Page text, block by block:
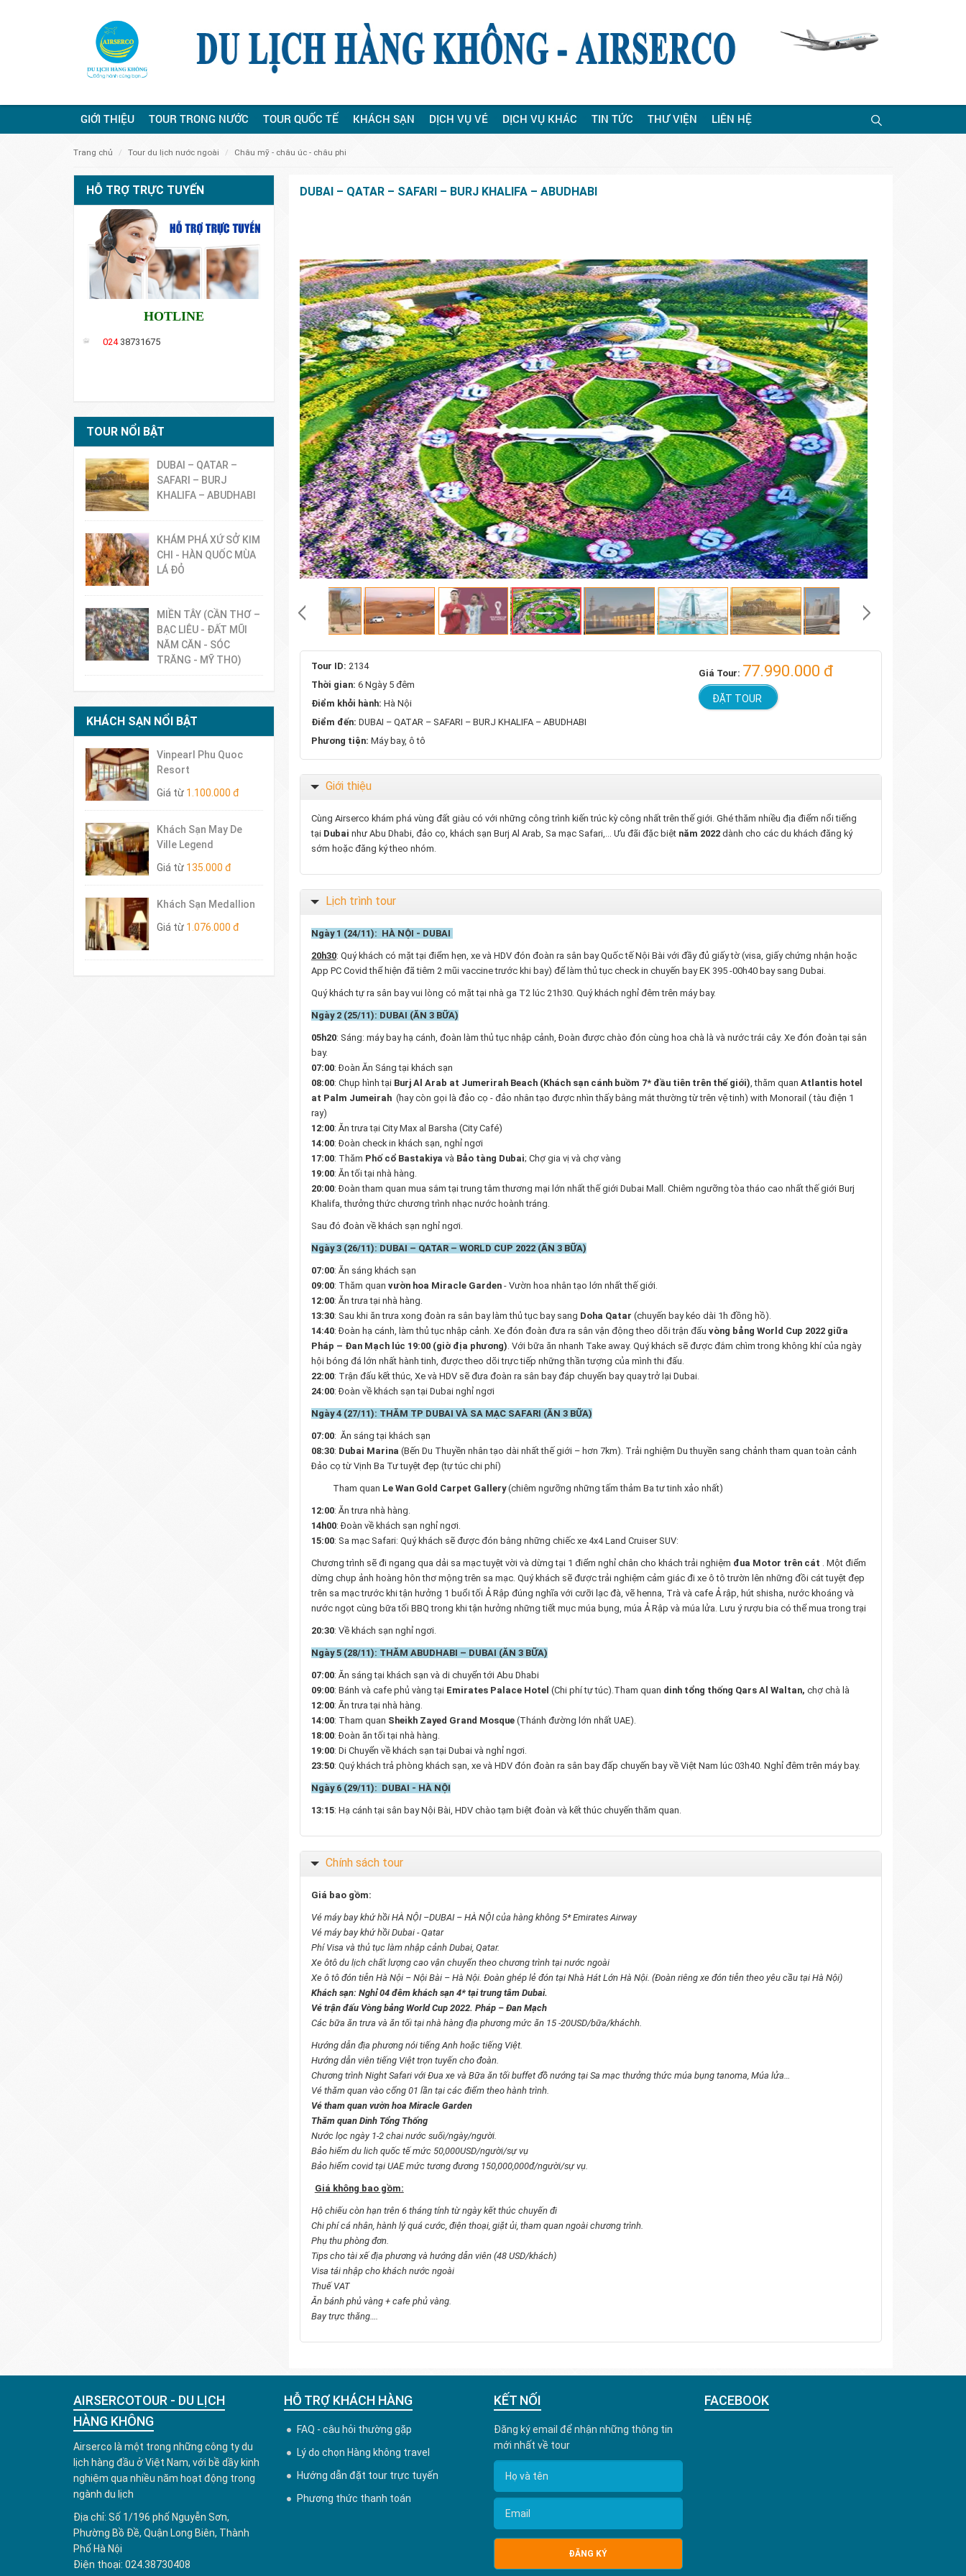
GIỚI THIỆU TOUR TRONG NƯỚC TOUR QUỐC TẾ KHÁCH SẠN DỊCH VỤ VÉ DỊCH VỤ KHÁC TIN TỨC THƯ VIỆN LIÊN HỆ
trang chủ tour du lịch nước ngoài châu mỹ - châu úc - châu phi
HỖ TRỢ TRỰC TUYẾN
HOTLINE
02438731675
TOUR NỔI BẬT
DUBAI – QATAR –
SAFARI – BURJ
KHALIFA – ABUDHABI
KHÁM PHÁ XỨ SỞ KIM
CHI - HÀN QUỐC MÙA
LÁ ĐỎ
MIỀN TÂY (CẦN THƠ –
BẠC LIÊU - ĐẤT MŨI
NĂM CĂN - SÓC
TRĂNG - MỸ THO)
KHÁCH SẠN NỔI BẬT
Vinpearl Phu Quoc
Resort
Giá từ 1.100.000 đ
Khách Sạn May De
Ville Legend
Giá từ 135.000 đ
Khách Sạn Medallion
Giá từ 1.076.000 đ
DUBAI – QATAR – SAFARI – BURJ KHALIFA – ABUDHABI
Tour ID: 2134
Thời gian: 6 Ngày 5 đêm
Điểm khởi hành: Hà Nội
Điểm đến: DUBAI – QATAR – SAFARI – BURJ KHALIFA – ABUDHABI
Phương tiện: Máy bay, ô tô
Giá Tour: 77.990.000 đ
ĐẶT TOUR
Giới thiệu
Cùng Airserco khám phá vùng đất giàu có với những công trình kiến trúc kỳ công nhất trên thế giới. Ghé thăm nhiều địa điểm nổi tiếng
tại Dubai như Abu Dhabi, đảo cọ, khách sạn Burj Al Arab, Sa mạc Safari,... Ưu đãi đặc biệt năm 2022 dành cho các du khách đăng ký
sớm hoặc đăng ký theo nhóm.
Lịch trình tour
Ngày 1 (24/11): HÀ NỘI - DUBAI
20h30: Quý khách có mặt tại điểm hẹn, xe và HDV đón đoàn ra sân bay Quốc tế Nội Bài với đầy đủ giấy tờ (visa, giấy chứng nhận hoặc
App PC Covid thể hiện đã tiêm 2 mũi vaccine trước khi bay) để làm thủ tục check in chuyến bay EK 395 -00h40 bay sang Dubai.
Quý khách tự ra sân bay vui lòng có mặt tại nhà ga T2 lúc 21h30. Quý khách nghỉ đêm trên máy bay.
Ngày 2 (25/11): DUBAI (ĂN 3 BỮA)
05h20: Sáng: máy bay hạ cánh, đoàn làm thủ tục nhập cảnh, Đoàn được chào đón cùng hoa chà là và nước trái cây. Xe đón đoàn tại sân
bay.
07:00: Đoàn Ăn Sáng tại khách sạn
08:00: Chụp hình tại Burj Al Arab at Jumerirah Beach (Khách sạn cánh buồm 7* đầu tiên trên thế giới), thăm quan Atlantis hotel
at Palm Jumeirah (hay còn gọi là đảo cọ - đảo nhân tạo được nhìn thấy bằng mắt thường từ trên vệ tinh) with Monorail ( tàu điện 1
ray)
12:00: Ăn trưa tại City Max al Barsha (City Café)
14:00: Đoàn check in khách sạn, nghỉ ngơi
17:00: Thăm Phố cổ Bastakiya và Bảo tàng Dubai; Chợ gia vị và chợ vàng
19:00: Ăn tối tại nhà hàng.
20:00: Đoàn tham quan mua sắm tại trung tâm thương mại lớn nhất thế giới Dubai Mall. Chiêm ngưỡng tòa tháo cao nhất thế giới Burj
Khalifa, thưởng thức chương trình nhạc nước hoành tráng.
Sau đó đoàn về khách sạn nghỉ ngơi.
Ngày 3 (26/11): DUBAI – QATAR – WORLD CUP 2022 (ĂN 3 BỮA)
07:00: Ăn sáng khách sạn
09:00: Thăm quan vườn hoa Miracle Garden - Vườn hoa nhân tạo lớn nhất thế giới.
12:00: Ăn trưa tại nhà hàng.
13:30: Sau khi ăn trưa xong đoàn ra sân bay làm thủ tục bay sang Doha Qatar (chuyến bay kéo dài 1h đồng hồ).
14:40: Đoàn hạ cánh, làm thủ tục nhập cảnh. Xe đón đoàn đưa ra sân vận động theo dõi trận đấu vòng bảng World Cup 2022 giữa
Pháp – Đan Mạch lúc 19:00 (giờ địa phương). Với bữa ăn nhanh Take away. Quý khách sẽ được đắm chìm trong không khí của ngày
hội bóng đá lớn nhất hành tinh, được theo dõi trực tiếp những thần tượng của mình thi đấu.
22:00: Trận đấu kết thúc, Xe và HDV sẽ đưa đoàn ra sân bay đáp chuyến bay quay trở lại Dubai.
24:00: Đoàn về khách sạn tại Dubai nghỉ ngơi
Ngày 4 (27/11): THĂM TP DUBAI VÀ SA MẠC SAFARI (ĂN 3 BỮA)
07:00: Ăn sáng tại khách sạn
08:30: Dubai Marina (Bến Du Thuyền nhân tạo dài nhất thế giới – hơn 7km). Trải nghiệm Du thuyền sang chảnh tham quan toàn cảnh
Đảo cọ từ Vịnh Ba Tư tuyệt đẹp (tự túc chi phí)
Tham quan Le Wan Gold Carpet Gallery(chiêm ngưỡng những tấm thảm Ba tư tinh xảo nhất)
12:00: Ăn trưa nhà hàng.
14h00: Đoàn về khách sạn nghỉ ngơi.
15:00: Sa mạc Safari: Quý khách sẽ được đón bằng những chiếc xe 4x4 Land Cruiser SUV:
Chương trình sẽ đi ngang qua dải sa mạc tuyệt vời và dừng tại 1 điểm nghỉ chân cho khách trải nghiệm đua Motor trên cát . Một điểm
dừng chụp ảnh hoàng hôn thơ mộng trên sa mạc. Quý khách sẽ được trải nghiệm cảm giác đi xe ô tô trườn lên những đồi cát tuyệt đẹp
trên sa mạc trước khi tận hưởng 1 buổi tối Ả Rập đúng nghĩa với cưỡi lạc đà, vẽ henna, Trà và cafe Ả rập, hút shisha, nước khoáng và
nước ngọt cùng bữa tối BBQ trong khi tận hưởng những tiết mục múa bụng, múa Ả Rập và múa lửa. Lưu ý rượu bia có thể mua trong trại
20:30: Về khách sạn nghỉ ngơi.
Ngày 5 (28/11): THĂM ABUDHABI – DUBAI (ĂN 3 BỮA)
07:00: Ăn sáng tại khách sạn và di chuyển tới Abu Dhabi
09:00: Bánh và cafe phủ vàng tại Emirates Palace Hotel (Chi phí tự túc).Tham quan dinh tổng thống Qars Al Waltan, chợ chà là
12:00: Ăn trưa tại nhà hàng.
14:00: Tham quan Sheikh Zayed Grand Mosque (Thánh đường lớn nhất UAE).
18:00: Đoàn ăn tối tại nhà hàng.
19:00: Di Chuyển về khách sạn tại Dubai và nghỉ ngơi.
23:50: Quý khách trả phòng khách sạn, xe và HDV đón đoàn ra sân bay đấp chuyến bay về Việt Nam lúc 03h40. Nghỉ đêm trên máy bay.
Ngày 6 (29/11): DUBAI - HÀ NỘI
13:15: Hạ cánh tại sân bay Nội Bài, HDV chào tạm biệt đoàn và kết thúc chuyến thăm quan.
Chính sách tour
Giá bao gồm:
Vé máy bay khứ hồi HÀ NỘI –DUBAI – HÀ NỘI của hàng không 5* Emirates Airway
Vé máy bay khứ hồi Dubai - Qatar
Phí Visa và thủ tục làm nhập cảnh Dubai, Qatar.
Xe ôtô du lịch chất lượng cao vận chuyển theo chương trình tại nước ngoài
Xe ô tô đón tiễn Hà Nội – Nội Bài – Hà Nội. Đoàn ghép lẻ đón tại Nhà Hát Lớn Hà Nội. (Đoàn riêng xe đón tiễn theo yêu cầu tại Hà Nội)
Khách sạn: Nghỉ 04 đêm khách sạn 4* tại trung tâm Dubai.
Vé trận đấu Vòng bảng World Cup 2022. Pháp – Đan Mạch
Các bữa ăn trưa và ăn tối tại nhà hàng địa phương mức ăn 15 -20USD/bữa/kháchh.
Hướng dẫn địa phương nói tiếng Anh hoặc tiếng Việt.
Hướng dẫn viên tiếng Việt trọn tuyến cho đoàn.
Chương trình Night Safari với Đua xe và Bữa ăn tối buffet đồ nướng tại Sa mạc thưởng thức múa bụng tanoma, Múa lửa…
Vé thăm quan vào cổng 01 lần tại các điểm theo hành trình.
Vé tham quan vườn hoa Miracle Garden
Thăm quan Dinh Tổng Thống
Nước lọc ngày 1-2 chai nước suối/ngày/người.
Bảo hiểm du lich quốc tế mức 50,000USD/người/sự vụ
Bảo hiểm covid tại UAE mức tương đương 150,000,000đ/người/sự vụ.
Giá không bao gồm:
Hộ chiếu còn hạn trên 6 tháng tính từ ngày kết thúc chuyến đi
Chi phí cá nhân, hành lý quá cước, điện thoại, giặt ủi, tham quan ngoài chương trình.
Phụ thu phòng đơn.
Tips cho tài xế địa phương và hướng dẫn viên (48 USD/khách)
Visa tái nhập cho khách nước ngoài
Thuế VAT
Ăn bánh phủ vàng + cafe phủ vàng.
Bay trực thăng….
AIRSERCOTOUR - DU LỊCH
HÀNG KHÔNG
Airserco là một trong những công ty du
lịch hàng đầu ở Việt Nam, với bề dầy kinh
nghiệm qua nhiều năm hoạt động trong
ngành du lịch
Địa chỉ: Số 1/196 phố Nguyễn Sơn,
Phường Bồ Đề, Quận Long Biên, Thành
Phố Hà Nội
Điện thoại: 024.38730408
HỖ TRỢ KHÁCH HÀNG
FAQ - câu hỏi thường gặp
Lý do chọn Hàng không travel
Hướng dẫn đặt tour trực tuyến
Phương thức thanh toán
KẾT NỐI
Đăng ký email để nhận những thông tin
mới nhất về tour
FACEBOOK